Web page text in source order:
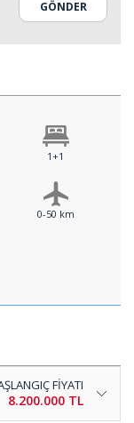
1+1
0-50 km
FİYATI
8.200.000 TL